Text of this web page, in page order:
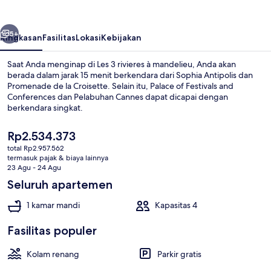
Berikutnya
5+
RingkasanFasilitasLokasiKebijakan
Saat Anda menginap di Les 3 rivieres à mandelieu, Anda akan
berada dalam jarak 15 menit berkendara dari Sophia Antipolis dan
Promenade de la Croisette. Selain itu, Palace of Festivals and
Conferences dan Pelabuhan Cannes dapat dicapai dengan
berkendara singkat.
Harga
saat
ini
Rp2.534.373
Rp2.534.373
total Rp2.957.562
termasuk pajak & biaya lainnya
23 Agu - 24 Agu
Seluruh apartemen
1 kamar mandi Kapasitas 4
Fasilitas populer
Kolam renang
Parkir gratis